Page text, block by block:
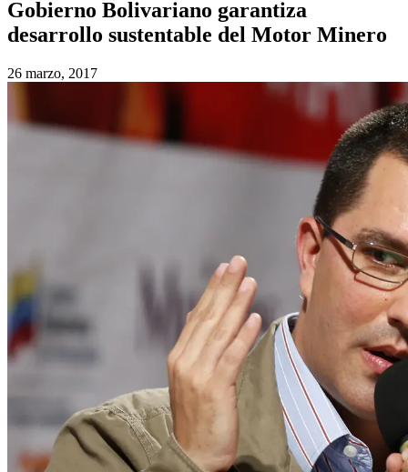
Gobierno Bolivariano garantiza
desarrollo sustentable del Motor Minero
26 marzo, 2017